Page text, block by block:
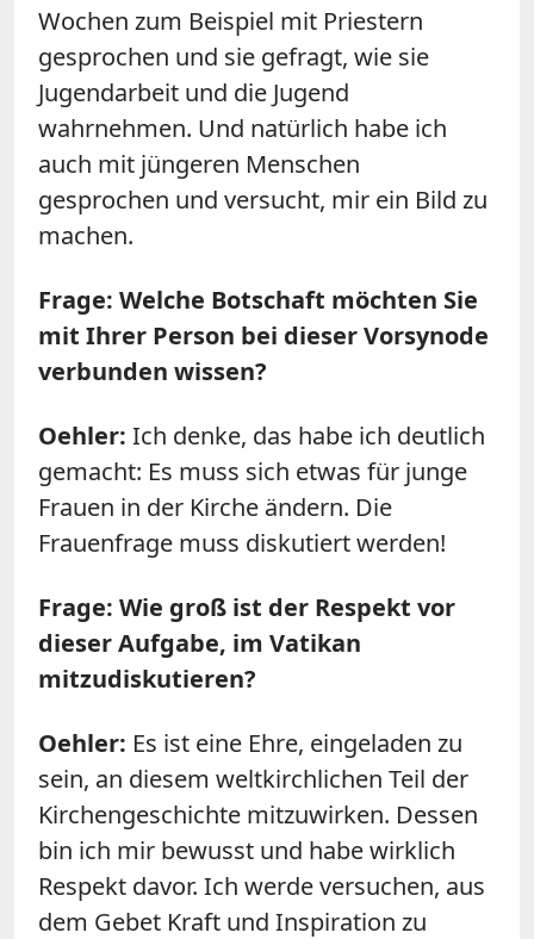
Wochen zum Beispiel mit Priestern
gesprochen und sie gefragt, wie sie
Jugendarbeit und die Jugend
wahrnehmen. Und natürlich habe ich
auch mit jüngeren Menschen
gesprochen und versucht, mir ein Bild zu
machen.
Frage: Welche Botschaft möchten Sie
mit Ihrer Person bei dieser Vorsynode
verbunden wissen?
Oehler: Ich denke, das habe ich deutlich
gemacht: Es muss sich etwas für junge
Frauen in der Kirche ändern. Die
Frauenfrage muss diskutiert werden!
Frage: Wie groß ist der Respekt vor
dieser Aufgabe, im Vatikan
mitzudiskutieren?
Oehler: Es ist eine Ehre, eingeladen zu
sein, an diesem weltkirchlichen Teil der
Kirchengeschichte mitzuwirken. Dessen
bin ich mir bewusst und habe wirklich
Respekt davor. Ich werde versuchen, aus
dem Gebet Kraft und Inspiration zu